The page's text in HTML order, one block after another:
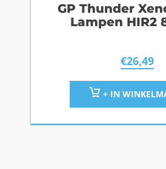
GP Thunder
Lampen HIR2
€26,49
+ IN